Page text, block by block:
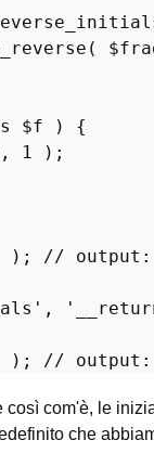
(
$f ) {
, 1 );
); // output:
,
); // output:
così com'è, le
che